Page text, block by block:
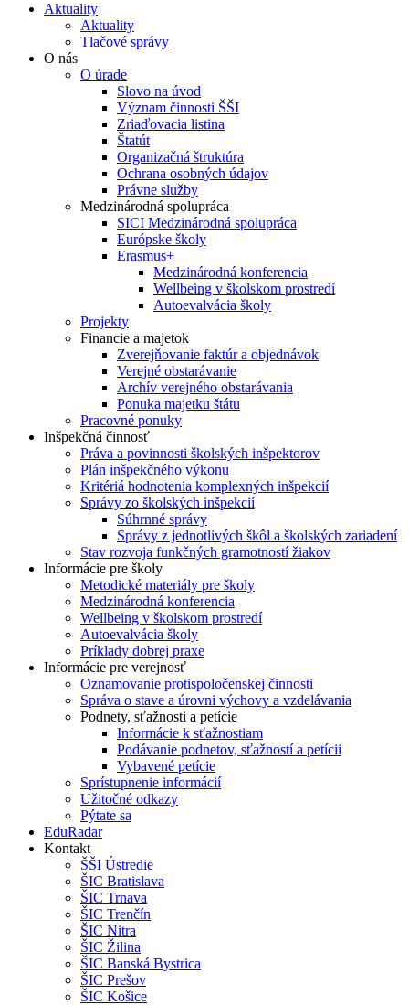
Aktuality
Aktuality
Tlačové správy
O nás
O úrade
Slovo na úvod
Význam činnosti ŠŠI
Zriaďovacia listina
Štatút
Organizačná štruktúra
Ochrana osobných údajov
Právne služby
Medzinárodná spolupráca
SICI Medzinárodná spolupráca
Európske školy
Erasmus+
Medzinárodná konferencia
Wellbeing v školskom prostredí
Autoevalvácia školy
Projekty
Financie a majetok
Zverejňovanie faktúr a objednávok
Verejné obstarávanie
Archív verejného obstarávania
Ponuka majetku štátu
Pracovné ponuky
Inšpekčná činnosť
Práva a povinnosti školských inšpektorov
Plán inšpekčného výkonu
Kritériá hodnotenia komplexných inšpekcií
Správy zo školských inšpekcií
Súhrnné správy
Správy z jednotlivých škôl a školských zariadení
Stav rozvoja funkčných gramotností žiakov
Informácie pre školy
Metodické materiály pre školy
Medzinárodná konferencia
Wellbeing v školskom prostredí
Autoevalvácia školy
Príklady dobrej praxe
Informácie pre verejnosť
Oznamovanie protispoločenskej činnosti
Správa o stave a úrovni výchovy a vzdelávania
Podnety, sťažnosti a petície
Informácie k sťažnostiam
Podávanie podnetov, sťažností a petícii
Vybavené petície
Sprístupnenie informácií
Užitočné odkazy
Pýtate sa
EduRadar
Kontakt
ŠŠI Ústredie
ŠIC Bratislava
ŠIC Trnava
ŠIC Trenčín
ŠIC Nitra
ŠIC Žilina
ŠIC Banská Bystrica
ŠIC Prešov
ŠIC Košice